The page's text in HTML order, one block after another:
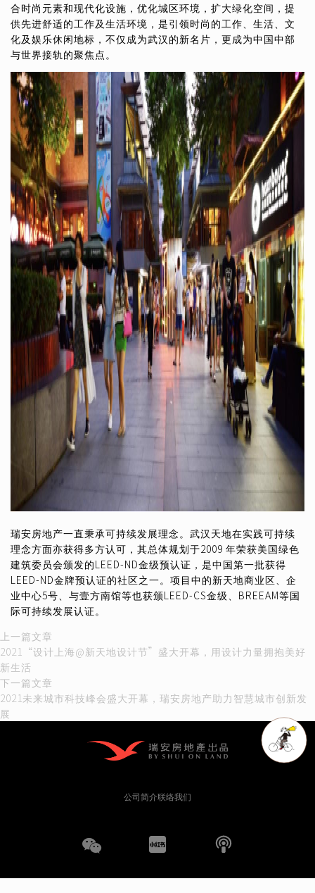
合时尚元素和现代化设施，优化城区环境，扩大绿化空间，提
供先进舒适的工作及生活环境，是引领时尚的工作、生活、文
化及娱乐休闲地标，不仅成为武汉的新名片，更成为中国中部
与世界接轨的聚焦点。
瑞安房地产一直秉承可持续发展理念。武汉天地在实践可持续
理念方面亦获得多方认可，其总体规划于2009 年荣获美国绿色
建筑委员会颁发的LEED-ND金级预认证，是中国第一批获得
LEED-ND金牌预认证的社区之一。项目中的新天地商业区、企
业中心5号、与壹方南馆等也获颁LEED-CS金级、BREEAM等国
际可持续发展认证。
文
章
导
航
上一篇文章
一
章：
2021“设计上海@新天地设计节”盛大开幕，用设计力量拥抱美好
新生活
下一篇文章
一
2021未来城市科技峰会盛大开幕，瑞安房地产助力智慧城市创新发
展
公司简介联络我们